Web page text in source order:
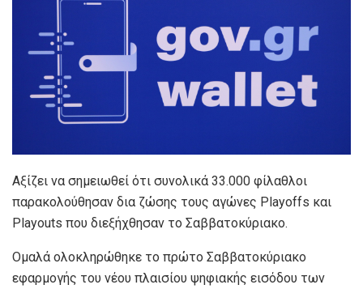
Αξίζει να σημειωθεί ότι συνολικά 33.000 φίλαθλοι
παρακολούθησαν δια ζώσης τους αγώνες Playoffs και
Playouts που διεξήχθησαν το Σαββατοκύριακο.
Ομαλά ολοκληρώθηκε το πρώτο Σαββατοκύριακο
εφαρμογής του νέου πλαισίου ψηφιακής εισόδου των